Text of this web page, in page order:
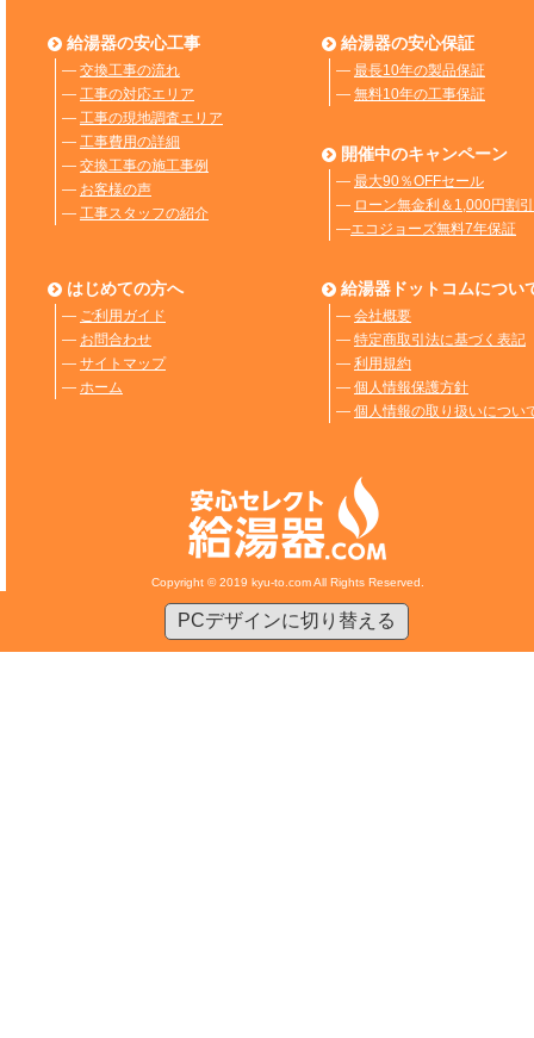
給湯器の安心工事
― 交換工事の流れ
― 工事の対応エリア
― 工事の現地調査エリア
― 工事費用の詳細
― 交換工事の施工事例
― お客様の声
― 工事スタッフの紹介
給湯器の安心保証
― 最長10年の製品保証
― 無料10年の工事保証
開催中のキャンペーン
― 最大90％OFFセール
― ローン無金利＆1,000円割引
―エコジョーズ無料7年保証
はじめての方へ
― ご利用ガイド
― お問合わせ
― サイトマップ
― ホーム
給湯器ドットコムについ
― 会社概要
― 特定商取引法に基づく表記
― 利用規約
― 個人情報保護方針
― 個人情報の取り扱いについ
Copyright © 2019 kyu-to.com All Rights Reserved.